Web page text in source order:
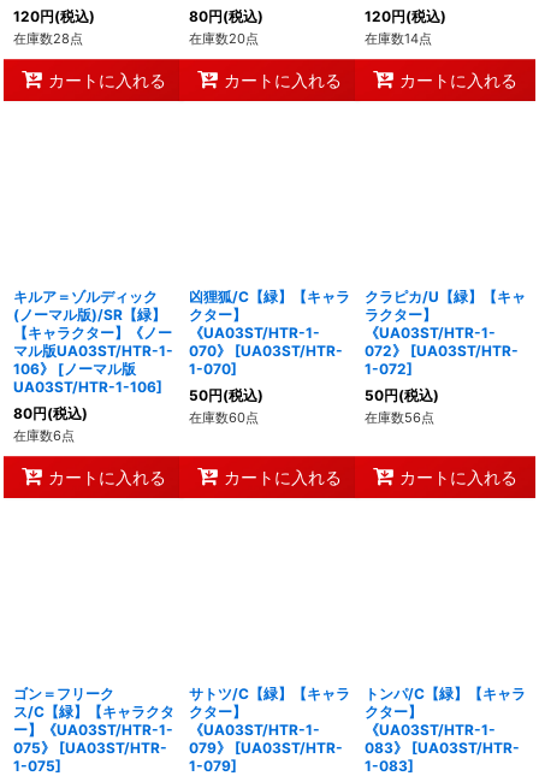
120円(税込)
在庫数28点
カートに入れる
80円(税込)
在庫数20点
カートに入れる
120円(税込)
在庫数14点
カートに入れる
キルア＝ゾルディック
(ノーマル版)/SR【緑】
【キャラクター】《ノー
マル版UA03ST/HTR-1-
106》
[ノーマル版
UA03ST/HTR-1-106]
80円(税込)
在庫数6点
カートに入れる
凶狸狐/C【緑】【キャラ
クター】
《UA03ST/HTR-1-
070》
[UA03ST/HTR-
1-070]
50円(税込)
在庫数60点
カートに入れる
クラピカ/U【緑】【キャ
ラクター】
《UA03ST/HTR-1-
072》
[UA03ST/HTR-
1-072]
50円(税込)
在庫数56点
カートに入れる
ゴン＝フリーク
ス/C【緑】【キャラクタ
ー】《UA03ST/HTR-1-
075》
[UA03ST/HTR-
1-075]
サトツ/C【緑】【キャラ
クター】
《UA03ST/HTR-1-
079》
[UA03ST/HTR-
1-079]
トンパ/C【緑】【キャラ
クター】
《UA03ST/HTR-1-
083》
[UA03ST/HTR-
1-083]